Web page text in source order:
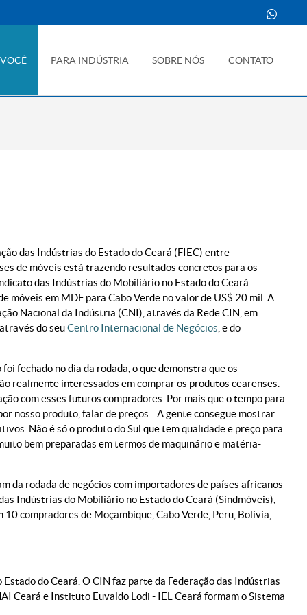
PARA INDÚSTRIA SOBRE NÓS CONTATO
das Indústrias do Estado do Ceará (FIEC) entre
de móveis está trazendo resultados concretos para os
das Indústrias do Mobiliário no Estado do Ceará
móveis em MDF para Cabo Verde no valor de US$ 20 mil. A
Nacional da Indústria (CNI), através da Rede CIN, em
do seuCentro Internacional de Negócios , e do
fechado no dia da rodada, o que demonstra que os
realmente interessados em comprar os produtos cearenses.
com esses futuros compradores. Por mais que o tempo para
nosso produto, falar de preços... A gente consegue mostrar
Não é só o produto do Sul que tem qualidade e preço para
bem preparadas em termos de maquinário e matéria-
da rodada de negócios com importadores de países africanos
Indústrias do Mobiliário no Estado do Ceará (Sindmóveis),
compradores de Moçambique, Cabo Verde, Peru, Bolívia,
do Ceará. O CIN faz parte da Federação das Indústrias
Ceará e Instituto Euvaldo Lodi - IEL Ceará formam o Sistema